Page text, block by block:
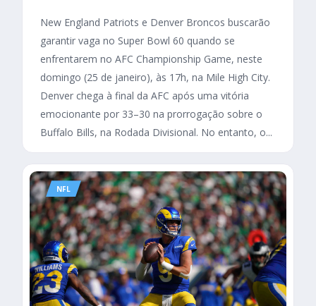
New England Patriots e Denver Broncos buscarão
garantir vaga no Super Bowl 60 quando se
enfrentarem no AFC Championship Game, neste
domingo (25 de janeiro), às 17h, na Mile High City.
Denver chega à final da AFC após uma vitória
emocionante por 33–30 na prorrogação sobre o
Buffalo Bills, na Rodada Divisional. No entanto, o...
NFL